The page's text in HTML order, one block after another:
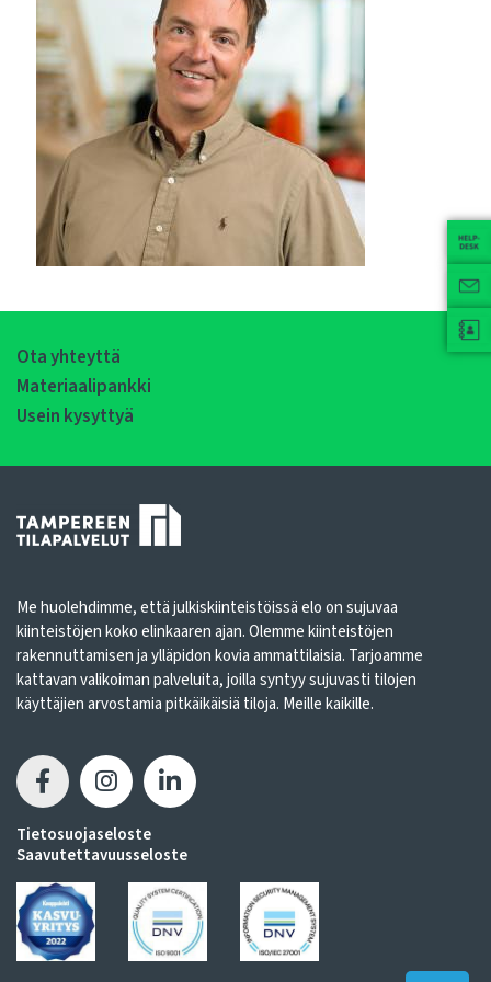
Ota yhteyttä
Materiaalipankki
Usein kysyttyä
Me huolehdimme, että julkiskiinteistöissä elo on sujuvaa
kiinteistöjen koko elinkaaren ajan. Olemme kiinteistöjen
rakennuttamisen ja ylläpidon kovia ammattilaisia. Tarjoamme
kattavan valikoiman palveluita, joilla syntyy sujuvasti tilojen
käyttäjien arvostamia pitkäikäisiä tiloja. Meille kaikille.
Tietosuojaseloste
Saavutettavuusseloste